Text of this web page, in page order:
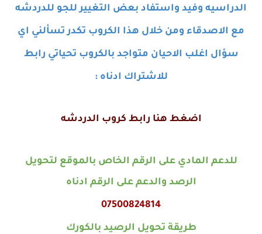
الدراسيه وفيد واستفاد بعض التغيير للجو للدردشه
مع الاصدقاء ومن خلال هذا الكروب تكدر تسألني اي
سؤال اغلب الاحيان متواجد بالكروب تحياتي رابط
للاشتراك ادناه:
اضغط هنا رابط كروب الدردشه
للدعم المادي على الرقم الخاص بالموقع لتحويل
الرصد والدعم على الرقم ادناه
07500824814
طريقة تحويل الرصيد بالكورك